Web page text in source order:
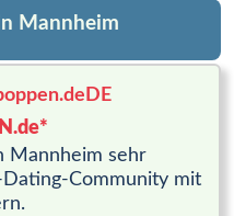
Mannheim
Mannheim sehr
Dating-Community mit